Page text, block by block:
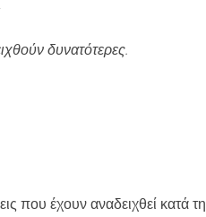
δυνατότερες.
που έχουν αναδειχθεί κατά τη